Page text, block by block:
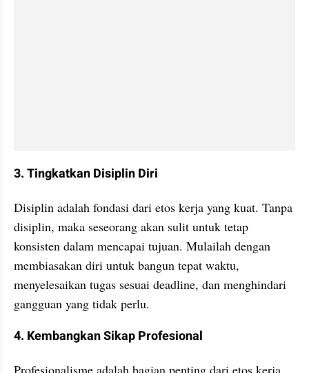
3. Tingkatkan Disiplin Diri
Disiplin adalah fondasi dari etos kerja yang kuat. Tanpa
disiplin, maka seseorang akan sulit untuk tetap
konsisten dalam mencapai tujuan. Mulailah dengan
membiasakan diri untuk bangun tepat waktu,
menyelesaikan tugas sesuai deadline, dan menghindari
gangguan yang tidak perlu.
4. Kembangkan Sikap Profesional